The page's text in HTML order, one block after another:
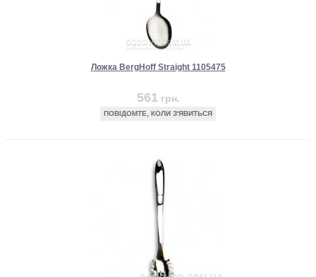
Ложка BergHoff Straight 1105475
561 грн.
ПОВІДОМТЕ, КОЛИ З'ЯВИТЬСЯ